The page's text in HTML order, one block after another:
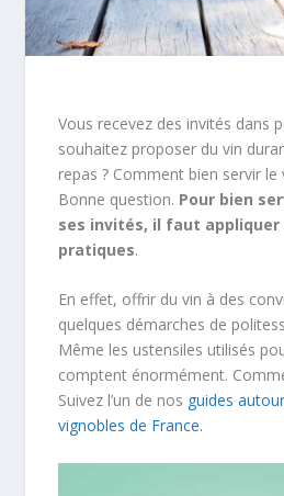
Vous recevez des invités dans
souhaitez proposer du vin
repas ? Comment bien servir le
Bonne question. Pour bien
ses invités, il faut
pratiques.
En effet, offrir du vin à des
quelques démarches de
Même les ustensiles utilisés
comptent énormément.
Suivez l’un de nos guides
vignobles de France.